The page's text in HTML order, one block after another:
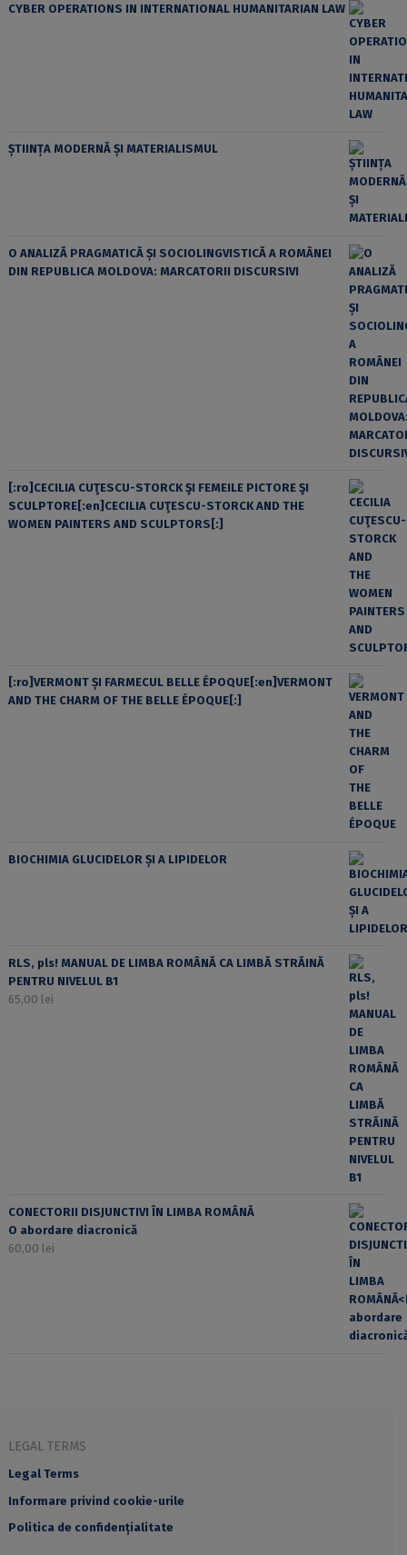
CYBER OPERATIONS IN INTERNATIONAL HUMANITARIAN LAW
ȘTIINȚA MODERNĂ ȘI MATERIALISMUL
O ANALIZĂ PRAGMATICĂ ȘI SOCIOLINGVISTICĂ A ROMÂNEI
DIN REPUBLICA MOLDOVA: MARCATORII DISCURSIVI
[:ro]CECILIA CUŢESCU-STORCK ŞI FEMEILE PICTORE ŞI
SCULPTORE[:en]CECILIA CUŢESCU-STORCK AND THE
WOMEN PAINTERS AND SCULPTORS[:]
[:ro]VERMONT ȘI FARMECUL BELLE ÉPOQUE[:en]VERMONT
AND THE CHARM OF THE BELLE ÉPOQUE[:]
BIOCHIMIA GLUCIDELOR ȘI A LIPIDELOR
RLS, pls! MANUAL DE LIMBA ROMÂNĂ CA LIMBĂ STRĂINĂ
PENTRU NIVELUL B1
65,00 lei
CONECTORII DISJUNCTIVI ÎN LIMBA ROMÂNĂ
O abordare diacronică
60,00 lei
LEGAL TERMS
Legal Terms
Informare privind cookie-urile
Politica de confidențialitate